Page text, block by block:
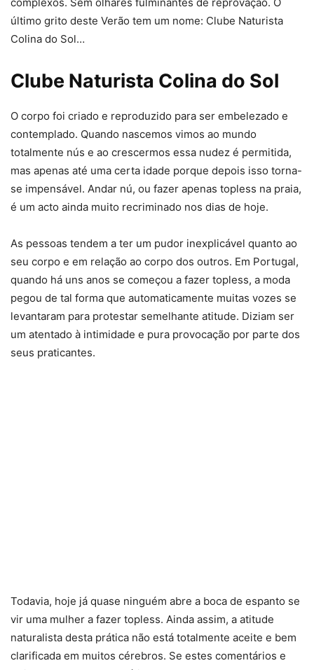
último grito deste Verão tem um nome: Clube Naturista
Colina do Sol…
Clube Naturista Colina do Sol
O corpo foi criado e reproduzido para ser embelezado e
contemplado. Quando nascemos vimos ao mundo
totalmente nús e ao crescermos essa nudez é permitida,
mas apenas até uma certa idade porque depois isso torna-
se impensável. Andar nú, ou fazer apenas topless na praia,
é um acto ainda muito recriminado nos dias de hoje.
As pessoas tendem a ter um pudor inexplicável quanto ao
seu corpo e em relação ao corpo dos outros. Em Portugal,
quando há uns anos se começou a fazer topless, a moda
pegou de tal forma que automaticamente muitas vozes se
levantaram para protestar semelhante atitude. Diziam ser
um atentado à intimidade e pura provocação por parte dos
seus praticantes.
Todavia, hoje já quase ninguém abre a boca de espanto se
vir uma mulher a fazer topless. Ainda assim, a atitude
naturalista desta prática não está totalmente aceite e bem
clarificada em muitos cérebros. Se estes comentários e